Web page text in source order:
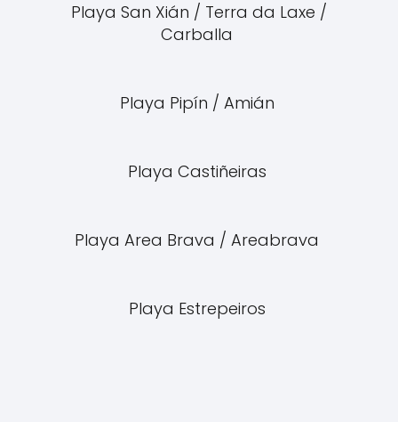
Playa San Xián / Terra da Laxe /
Carballa
Playa Pipín / Amián
Playa Castiñeiras
Playa Area Brava / Areabrava
Playa Estrepeiros